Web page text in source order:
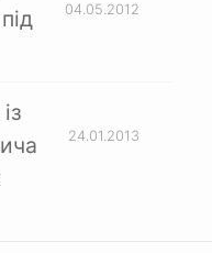
04.05.2012
24.01.2013